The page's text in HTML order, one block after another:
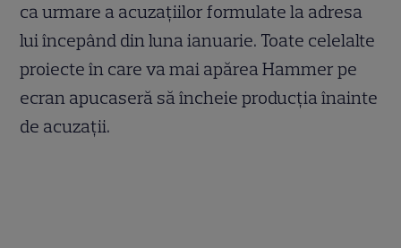
ca urmare a acuzațiilor formulate la adresa
lui începând din luna ianuarie. Toate celelalte
proiecte în care va mai apărea Hammer pe
ecran apucaseră să încheie producția înainte
de acuzații.